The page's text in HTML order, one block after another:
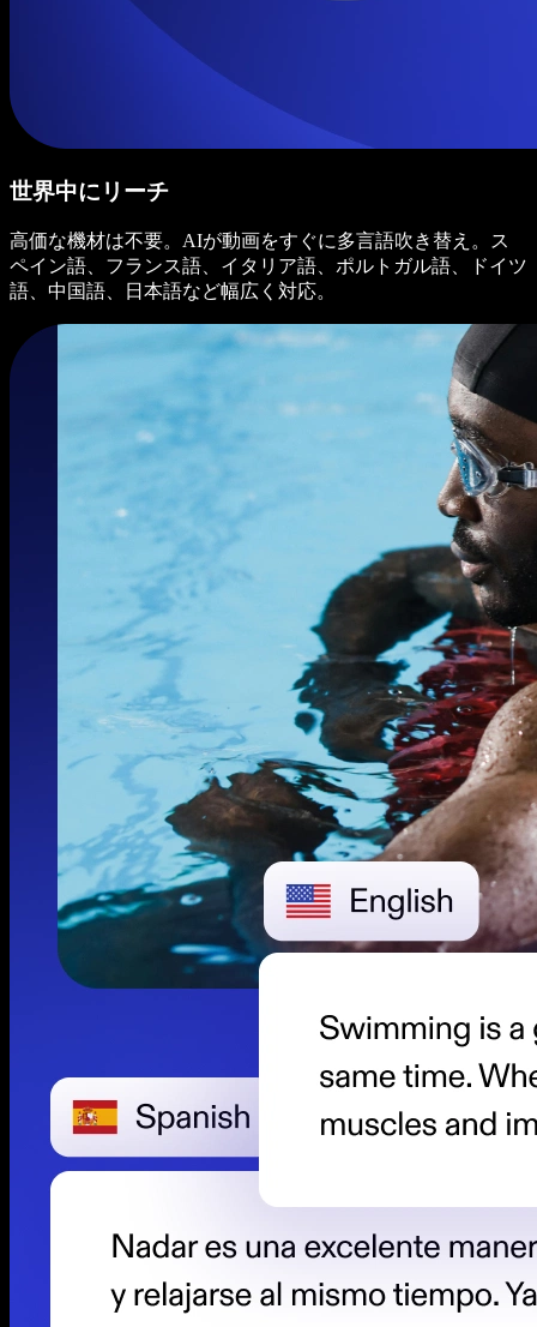
世界中にリーチ
高価な機材は不要。AIが動画をすぐに多言語吹き替え。ス
ペイン語、フランス語、イタリア語、ポルトガル語、ドイツ
語、中国語、日本語など幅広く対応。